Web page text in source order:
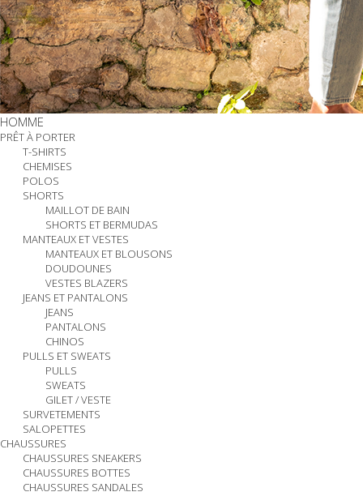
HOMME
PRÊT À PORTER
T-SHIRTS
CHEMISES
POLOS
SHORTS
MAILLOT DE BAIN
SHORTS ET BERMUDAS
MANTEAUX ET VESTES
MANTEAUX ET BLOUSONS
DOUDOUNES
VESTES BLAZERS
JEANS ET PANTALONS
JEANS
PANTALONS
CHINOS
PULLS ET SWEATS
PULLS
SWEATS
GILET / VESTE
SURVETEMENTS
SALOPETTES
CHAUSSURES
CHAUSSURES SNEAKERS
CHAUSSURES BOTTES
CHAUSSURES SANDALES